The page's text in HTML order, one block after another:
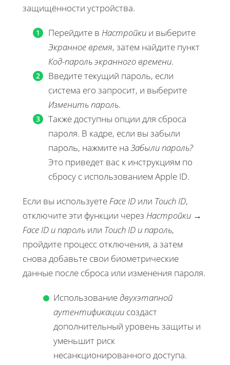
защищённости устройства.
Перейдите в Настройки и выберите
Экранное время, затем найдите пункт
Код-пароль экранного времени.
Введите текущий пароль, если
система его запросит, и выберите
Изменить пароль.
Также доступны опции для сброса
пароля. В кадре, если вы забыли
пароль, нажмите наЗабыли пароль?
Это приведет вас к инструкциям по
сбросу с использованием Apple ID.
Если вы используете Face ID или Touch ID,
отключите эти функции через Настройки →
Face ID и пароль или Touch ID и пароль,
пройдите процесс отключения, а затем
снова добавьте свои биометрические
данные после сброса или изменения пароля.
Использованиедвухэтапной
аутентификации создаст
дополнительный уровень защиты и
уменьшит риск
несанкционированного доступа.